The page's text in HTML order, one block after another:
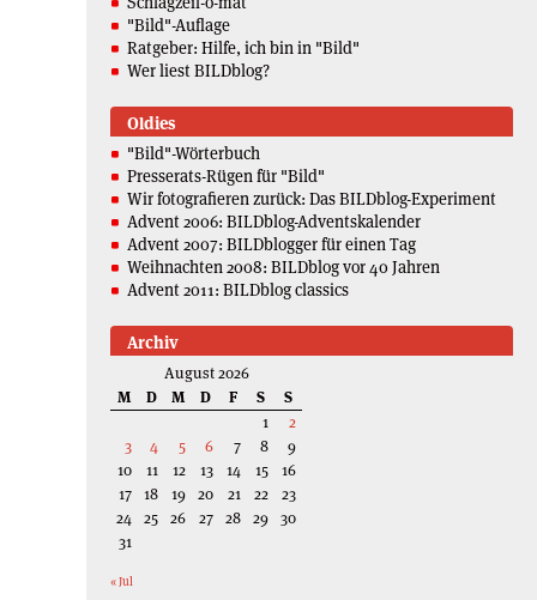
"Bild"-Auflage
Ratgeber: Hilfe, ich bin in "Bild"
Wer liest BILDblog?
Oldies
"Bild"-Wörterbuch
Presserats-Rügen für "Bild"
Wir fotografieren zurück: Das BILDblog-Experiment
Advent 2006: BILDblog-Adventskalender
Advent 2007: BILDblogger für einen Tag
Weihnachten 2008: BILDblog vor 40 Jahren
Advent 2011: BILDblog classics
Archiv
August 2026
M
D M D F S
S
1
2
3
4 5 6 7 8
9
10
11 12 13 14 15
16
17 18 19 20 21 22
23
24 25 26 27 28 29 30
31
« Jul